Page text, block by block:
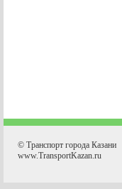
© Транспорт города Казани
www.TransportKazan.ru